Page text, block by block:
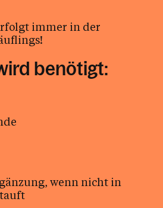
Trauer, Trauer Raum
im Sommer
immer in der
benötigt:
wenn nicht in